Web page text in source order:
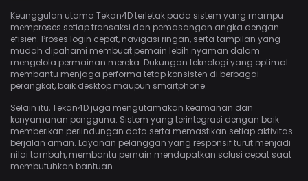
Keunggulan utama Tekan4D terletak pada sistem yang mampu
memproses setiap transaksi dan pemasangan angka dengan
efisien. Proses login cepat, navigasi ringan, serta tampilan yang
mudah dipahami membuat pemain lebih nyaman dalam
mengelola permainan mereka. Dukungan teknologi yang optimal
membantu menjaga performa tetap konsisten di berbagai
perangkat, baik desktop maupun smartphone.
Selain itu, Tekan4D juga mengutamakan keamanan dan
kenyamanan pengguna. Sistem yang terintegrasi dengan baik
memberikan perlindungan data serta memastikan setiap aktivitas
berjalan aman. Layanan pelanggan yang responsif turut menjadi
nilai tambah, membantu pemain mendapatkan solusi cepat saat
membutuhkan bantuan.